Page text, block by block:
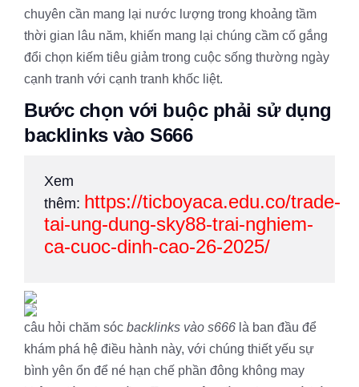
chuyên cần mang lại nước lượng trong khoảng tầm
thời gian lâu năm, khiến mang lại chúng cầm cố gắng
đổi chọn kiếm tiêu giảm trong cuộc sống thường ngày
cạnh tranh với cạnh tranh khốc liệt.
Bước chọn với buộc phải sử dụng
backlinks vào S666
Xem
thêm: https://ticboyaca.edu.co/trade-
tai-ung-dung-sky88-trai-nghiem-
ca-cuoc-dinh-cao-26-2025/
câu hỏi chăm sóc backlinks vào s666 là ban đầu để
khám phá hệ điều hành này, với chúng thiết yếu sự
bình yên ổn để né hạn chế phần đông không may